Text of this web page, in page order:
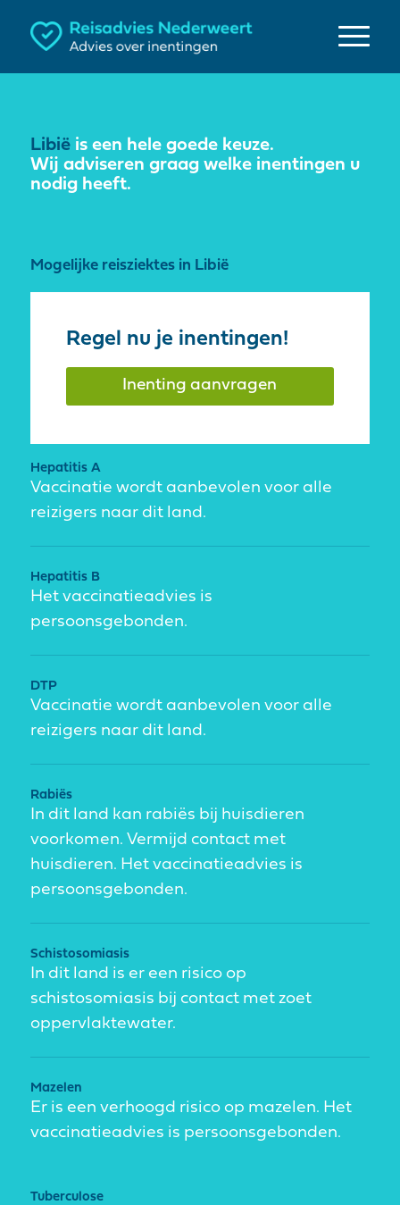
Libiëis een hele goede keuze.
Wij adviseren graag welke inentingen u
nodig heeft.
Mogelijke reisziektes in Libië
Regel nu je inentingen!
Inenting aanvragen
Hepatitis A
Vaccinatie wordt aanbevolen voor alle
reizigers naar dit land.
Hepatitis B
Het vaccinatieadvies is
persoonsgebonden.
DTP
Vaccinatie wordt aanbevolen voor alle
reizigers naar dit land.
Rabiës
In dit land kan rabiës bij huisdieren
voorkomen. Vermijd contact met
huisdieren. Het vaccinatieadvies is
persoonsgebonden.
Schistosomiasis
In dit land is er een risico op
schistosomiasis bij contact met zoet
oppervlaktewater.
Mazelen
Er is een verhoogd risico op mazelen. Het
vaccinatieadvies is persoonsgebonden.
Tuberculose